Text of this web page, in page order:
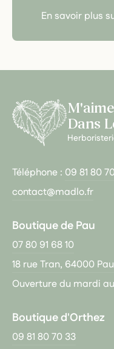
En savoir plus
Dans
Téléphone : 09 81 80
contact@madlo.fr
Boutique de Pau
07 80 91 68 10
18 rue Tran, 64000 Pau
Ouverture du mardi
Boutique d'Orthez
09 81 80 70 33